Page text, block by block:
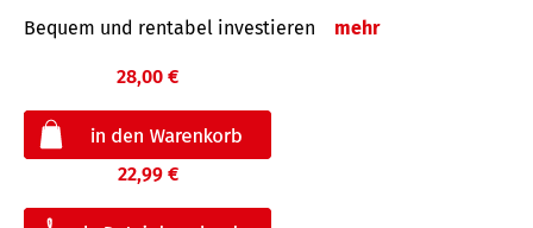
Bequem und rentabel investieren mehr
28,00 €
22,99 €